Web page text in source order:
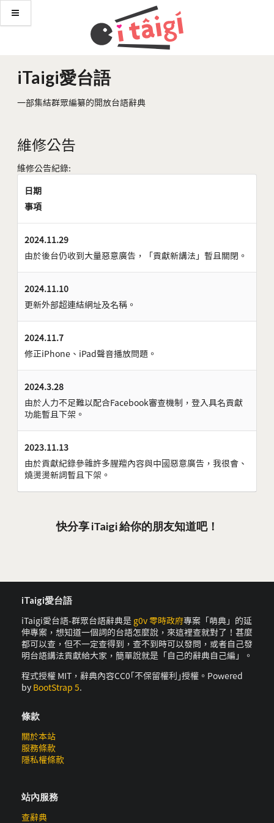
iTaigi愛台語
一部集結群眾編纂的開放台語辭典
維修公告
維修公告紀錄:
日期
事項
2024.11.29
由於後台仍收到大量惡意廣告，「貢獻新講法」暫且關閉。
2024.11.10
更新外部超連結網址及名稱。
2024.11.7
修正iPhone、iPad聲音播放問題。
2024.3.28
由於人力不足難以配合Facebook審查機制，登入具名貢獻
功能暫且下架。
2023.11.13
由於貢獻紀錄參雜許多腥羶內容與中國惡意廣告，我很會、
燒燙燙新詞暫且下架。
快分享 iTaigi 給你的朋友知道吧！
iTaigi愛台語
iTaigi愛台語-群眾台語辭典是 g0v 零時政府專案「萌典」的延
伸專案，想知道一個詞的台語怎麼說，來這裡查就對了！甚麼
都可以查，但不一定查得到，查不到時可以發問，或者自己發
明台語講法貢獻給大家，簡單說就是「自己的辭典自己編」。
程式授權 MIT，辭典內容CC0｢不保留權利｣授權。Powered
by BootStrap 5.
條款
關於本站
服務條款
隱私權條款
站內服務
查辭典